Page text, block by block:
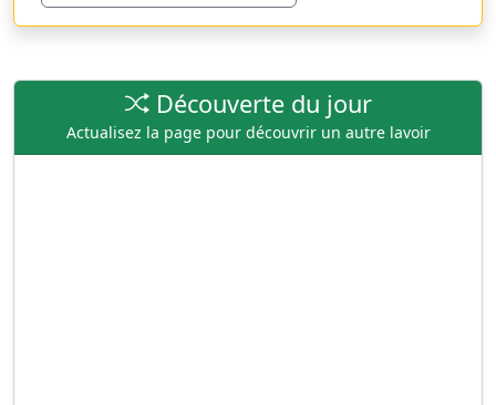
Découverte du jour
Actualisez la page pour découvrir un autre lavoir